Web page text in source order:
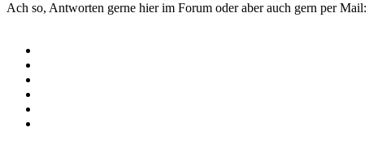
Ach so, Antworten gerne hier im Forum oder aber auch gern per Mail: